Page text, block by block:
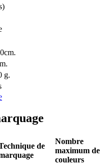
g.
de
Nombre
maximum de
couleurs